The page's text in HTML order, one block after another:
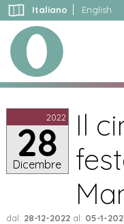
Vai
al
contenuto
Italiano English
2022
28
Dicembre
Il
dal: 28-12-2022al: 05-1-